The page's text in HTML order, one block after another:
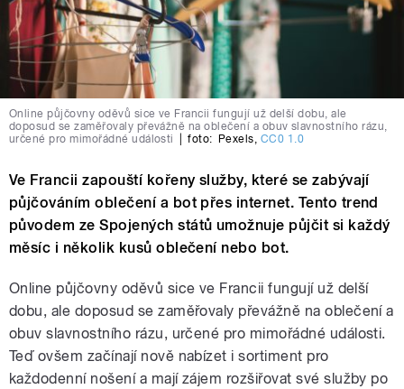
Online půjčovny oděvů sice ve Francii fungují už delší dobu, ale
doposud se zaměřovaly převážně na oblečení a obuv slavnostního rázu,
určené pro mimořádné události
foto: Pexels, CC0 1.0
Ve Francii zapouští kořeny služby, které se zabývají
půjčováním oblečení a bot přes internet. Tento trend
původem ze Spojených států umožnuje půjčit si každý
měsíc i několik kusů oblečení nebo bot.
Online půjčovny oděvů sice ve Francii fungují už delší
dobu, ale doposud se zaměřovaly převážně na oblečení a
obuv slavnostního rázu, určené pro mimořádné události.
Teď ovšem začínají nově nabízet i sortiment pro
každodenní nošení a mají zájem rozšiřovat své služby po